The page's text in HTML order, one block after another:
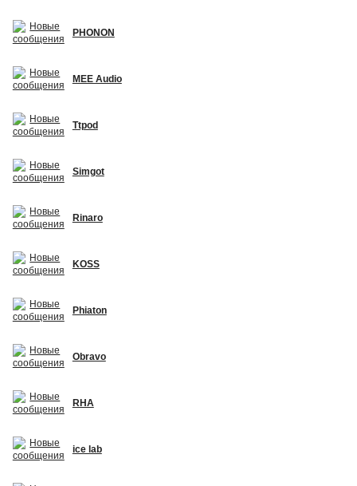
PHONON
MEE Audio
Ttpod
Simgot
Rinaro
KOSS
Phiaton
Obravo
RHA
ice lab